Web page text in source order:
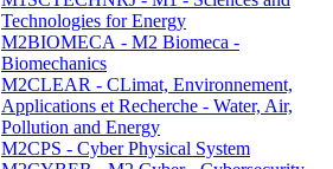
Technologies for Energy
M2BIOMECA - M2 Biomeca -
Biomechanics
M2CLEAR - CLimat, Environnement,
Applications et Recherche - Water, Air,
Pollution and Energy
M2CPS - Cyber Physical System